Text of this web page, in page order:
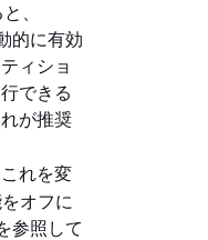
、
的に有効
ィショ
できる
が推奨
れを変
オフに
参照して